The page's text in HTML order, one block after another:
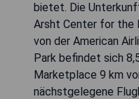
bietet. Die
Arsht Center for the
von der American
Park befindet sich
Marketplace 9 km
nächstgelegene